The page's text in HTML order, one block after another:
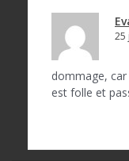
25
dommage,
est folle et